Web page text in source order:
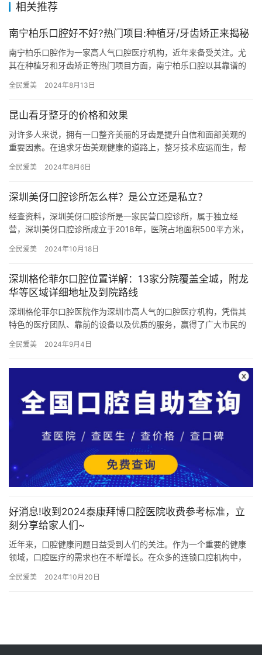
相关推荐
南宁柏乐口腔好不好?热门项目:种植牙/牙齿矫正来揭秘
南宁柏乐口腔作为一家高人气口腔医疗机构，近年来备受关注。尤
其在种植牙和牙齿矫正等热门项目方面，南宁柏乐口腔以其靠谱的
柏乐口…
全民爱美 2024年8月13日
昆山看牙整牙的价格和效果
对许多人来说，拥有一口整齐美丽的牙齿是提升自信和面部美观的
重要因素。在追求牙齿美观健康的道路上，整牙技术应运而生，帮
山整牙…
全民爱美 2024年8月6日
深圳美伢口腔诊所怎么样？是公立还是私立？
经查资料，深圳美伢口腔诊所是一家民营口腔诊所，属于独立经
营，深圳美伢口腔诊所成立于2018年，医院占地面积500平方米，
复…
全民爱美 2024年10月18日
深圳格伦菲尔口腔位置详解：13家分院覆盖全城，附龙
华等区域详细地址及到院路线
深圳格伦菲尔口腔医院作为深圳市高人气的口腔医疗机构，凭借其
特色的医疗团队、靠前的设备以及优质的服务，赢得了广大市民的
山、…
全民爱美 2024年9月4日
好消息!收到2024泰康拜博口腔医院收费参考标准，立
刻分享给家人们~
近年来，口腔健康问题日益受到人们的关注。作为一个重要的健康
领域，口腔医疗的需求也在不断增长。在众多的连锁口腔机构中，
青睐。…
全民爱美 2024年10月20日